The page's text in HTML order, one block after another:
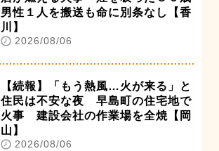
男性１人を搬送も命に別条なし【香
川】
2026/08/06
【続報】「もう熱風…火が来る」と
住民は不安な夜 早島町の住宅地で
火事 建設会社の作業場を全焼【岡
山】
2026/08/06